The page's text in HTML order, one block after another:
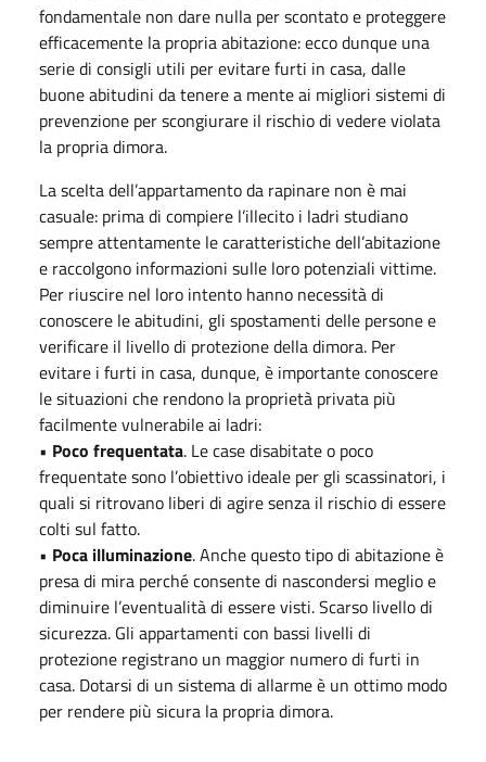
fondamentale non dare nulla per scontato e proteggere
efficacemente la propria abitazione: ecco dunque una
serie di consigli utili per evitare furti in casa, dalle
buone abitudini da tenere a mente ai migliori sistemi di
prevenzione per scongiurare il rischio di vedere violata
la propria dimora.
La scelta dell’appartamento da rapinare non è mai
casuale: prima di compiere l’illecito i ladri studiano
sempre attentamente le caratteristiche dell’abitazione
e raccolgono informazioni sulle loro potenziali vittime.
Per riuscire nel loro intento hanno necessità di
conoscere le abitudini, gli spostamenti delle persone e
verificare il livello di protezione della dimora. Per
evitare i furti in casa, dunque, è importante conoscere
le situazioni che rendono la proprietà privata più
facilmente vulnerabile ai ladri:
• Poco frequentata. Le case disabitate o poco
frequentate sono l’obiettivo ideale per gli scassinatori, i
quali si ritrovano liberi di agire senza il rischio di essere
colti sul fatto.
• Poca illuminazione. Anche questo tipo di abitazione è
presa di mira perché consente di nascondersi meglio e
diminuire l’eventualità di essere visti. Scarso livello di
sicurezza. Gli appartamenti con bassi livelli di
protezione registrano un maggior numero di furti in
casa. Dotarsi di un sistema di allarme è un ottimo modo
per rendere più sicura la propria dimora.